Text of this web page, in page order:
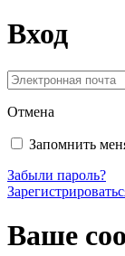
Вход
Отмена
Запомнить
Забыли пароль?
Ваше